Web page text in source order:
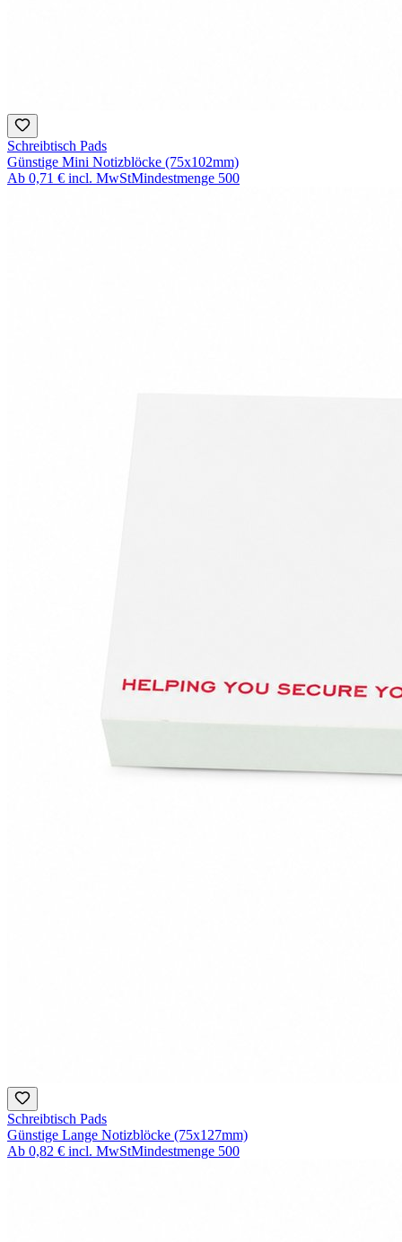
Schreibtisch Pads
Günstige Mini Notizblöcke (75x102mm)
Ab 0,71 € incl. MwStMindestmenge 500
Schreibtisch Pads
Günstige Lange Notizblöcke (75x127mm)
Ab 0,82 € incl. MwStMindestmenge 500